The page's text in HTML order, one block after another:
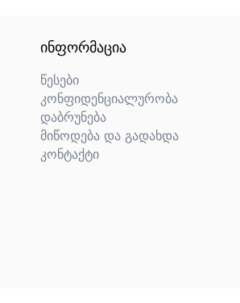
ᲘᲜᲤᲝᲠᲛᲐᲪᲘᲐ
წესები
კონფიდენციალურობა
დაბრუნება
მიწოდება და გადახდა
კონტაქტი